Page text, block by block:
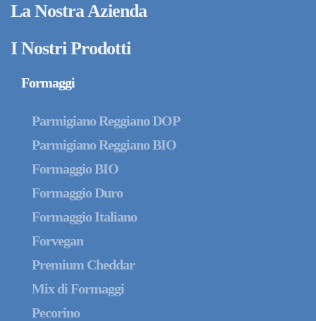
La Nostra Azienda
I Nostri Prodotti
Formaggi
Parmigiano Reggiano DOP
Parmigiano Reggiano BIO
Formaggio BIO
Formaggio Duro
Formaggio Italiano
Forvegan
Premium Cheddar
Mix di Formaggi
Pecorino